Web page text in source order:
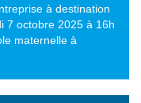
à destination
7 octobre 2025 à 16h
maternelle à